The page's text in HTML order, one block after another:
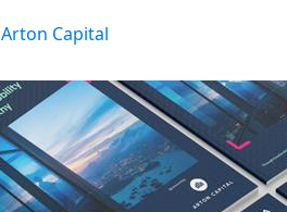
Arton Capital